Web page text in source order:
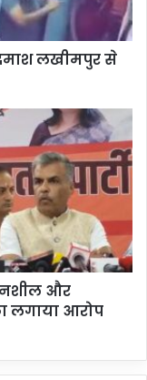
लखीमपुर से
और
लगाया आरोप